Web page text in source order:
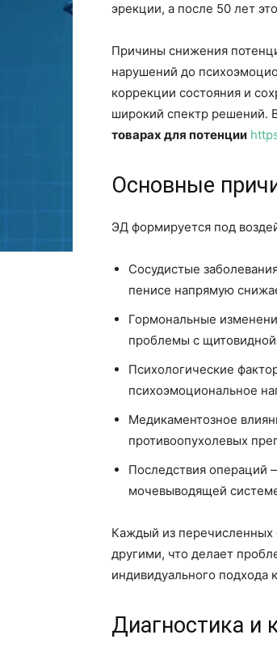
эрекции, а после 50 лет
Причины снижения
нарушений до
коррекции состояния и
широкий спектр решений.
товарах для потенции
Основные
ЭД формируется под
Сосудистые
пенисе напрямую
Гормональные
проблемы с
Психологические
психоэмоциональное
Медикаментозное
противоопухолевых
Последствия операций
мочевыводящей
Каждый из перечисленных
другими, что делает
индивидуального подхода
Диагностика и